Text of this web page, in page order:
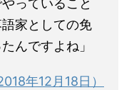
っていること
家としての免
んですよね」
年12月18日）